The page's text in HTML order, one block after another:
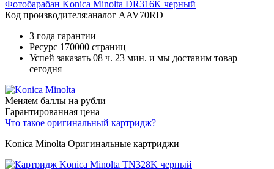
Фотобарабан Konica Minolta DR316K черный
Код производителя:аналог AAV70RD
3 года гарантии
Ресурс 170000 страниц
Успей заказать 08 ч. 23 мин. и мы доставим товар
сегодня
Меняем баллы на рубли
Гарантированная цена
Что такое оригинальный картридж?
Konica Minolta Оригинальные картриджи